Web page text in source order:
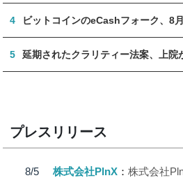
4 ビットコインのeCashフォーク、8
5 延期されたクラリティー法案、上
プレスリリース
8/5
株式会社PlnX
株式会社